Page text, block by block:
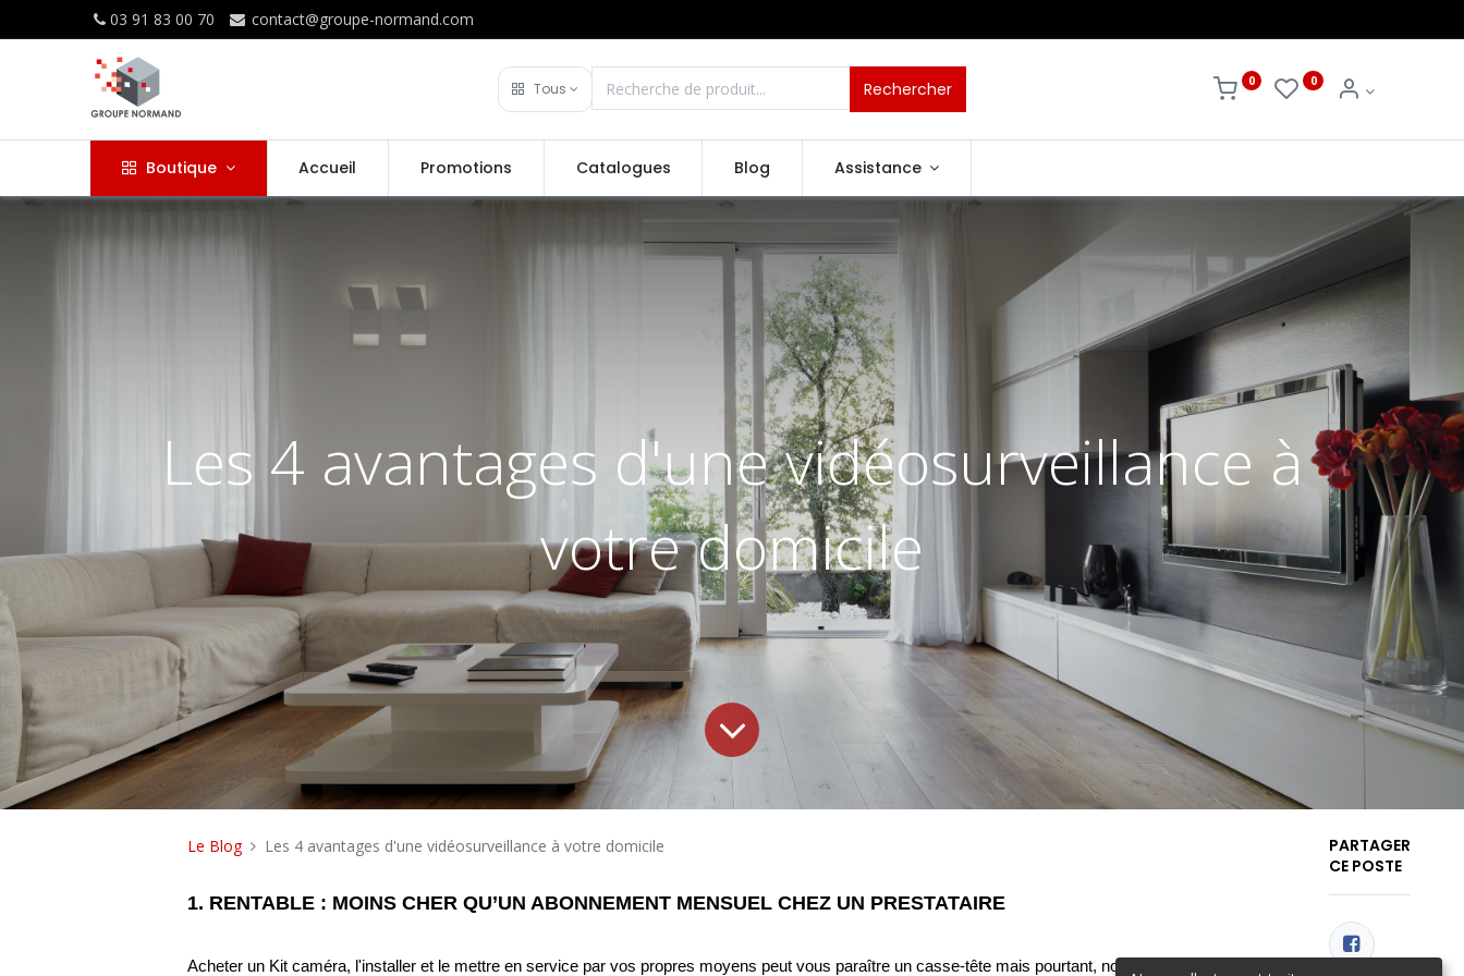
03 91 83 00 70 contact@groupe-normand.com
Tous Rechercher 0 0
Boutique Accueil Promotions Catalogues Blog Assistance
Les 4 avantages d'une vidéosurveillance à
votre domicile
Le Blog Les 4 avantages d'une vidéosurveillance à votre domicile
1. RENTABLE : MOINS CHER QU’UN ABONNEMENT MENSUEL CHEZ UN PRESTATAIRE
Acheter un Kit caméra, l'installer et le mettre en service par vos propres moyens peut vous paraître un casse-tête mais pourtant, nos produits sont fournis
PARTAGER
CE POSTE